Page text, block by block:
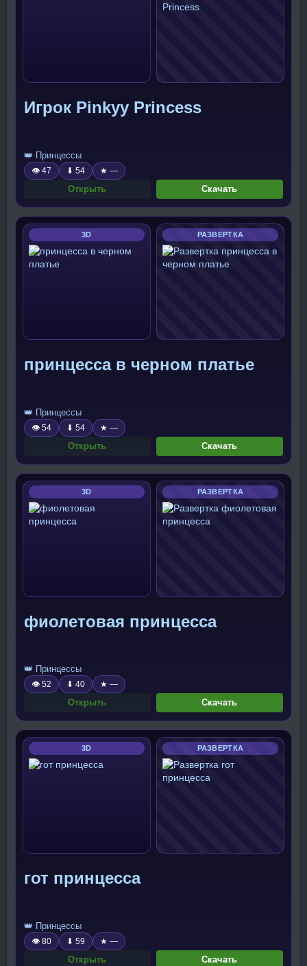
Игрок Pinkyy Princess
👑 Принцессы
👁 47 ⬇ 54 ★ —
Открыть Скачать
3D РАЗВЕРТКА
принцесса в черном платье
👑 Принцессы
👁 54 ⬇ 54 ★ —
Открыть Скачать
3D РАЗВЕРТКА
фиолетовая принцесса
👑 Принцессы
👁 52 ⬇ 40 ★ —
Открыть Скачать
3D РАЗВЕРТКА
гот принцесса
👑 Принцессы
👁 80 ⬇ 59 ★ —
Открыть Скачать